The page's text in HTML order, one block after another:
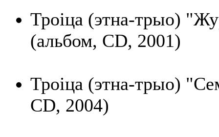
Троіца (этна-трыо)
(альбом, CD, 2001)
Троіца (этна-трыо)
CD, 2004)